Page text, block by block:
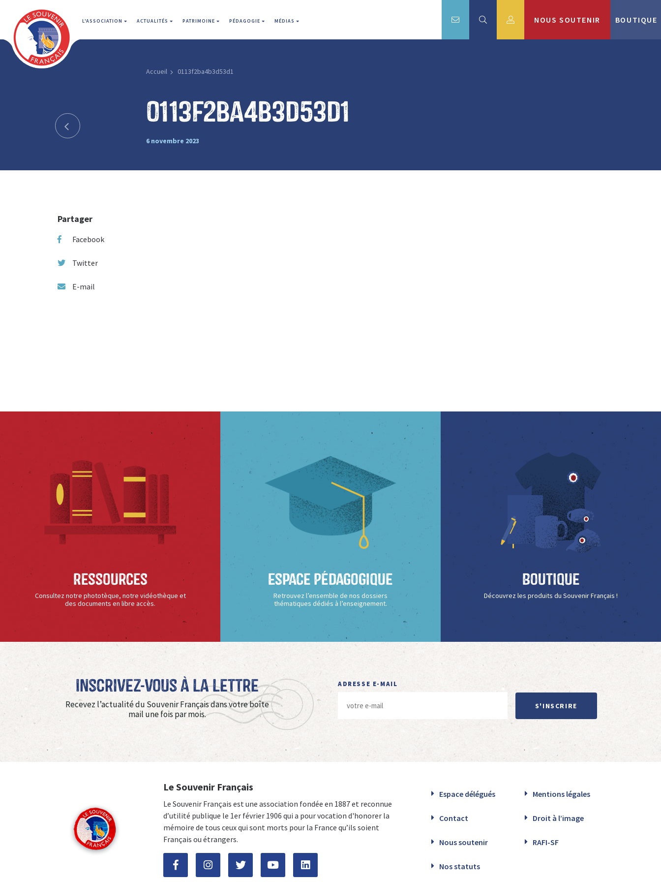
L'ASSOCIATION ACTUALITÉS PATRIMOINE PÉDAGOGIE MÉDIAS NOUS SOUTENIR BOUTIQUE
Accueil 0113f2ba4b3d53d1
0113f2ba4b3d53d1
6 novembre 2023
Partager
Facebook
Twitter
E-mail
Ressources
Consultez notre phototèque, notre vidéothèque et
des documents en libre accès.
Espace Pédagogique
Retrouvez l’ensemble de nos dossiers
thématiques dédiés à l’enseignement.
Boutique
Découvrez les produits du Souvenir Français !
Inscrivez-vous à La Lettre
Recevez l’actualité du Souvenir Français dans votre boîte
mail une fois par mois.
ADRESSE E-MAIL
S'INSCRIRE
Le Souvenir Français
Le Souvenir Français est une association fondée en 1887 et reconnue
d’utilité publique le 1er février 1906 qui a pour vocation d'honorer la
mémoire de tous ceux qui sont morts pour la France qu’ils soient
Français ou étrangers.
Espace délégués Mentions légales
Contact Droit à l’image
Nous soutenir RAFI-SF
Nos statuts